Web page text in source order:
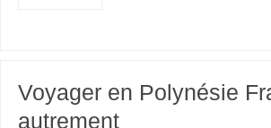
Voyager en Polynésie
autrement